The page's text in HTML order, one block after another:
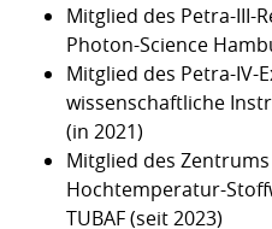
Mitglied des Petra-III-
Photon-Science
Mitglied des Petra-IV-
wissenschaftliche
(in 2021)
Mitglied des
Hochtemperatur-
TUBAF (seit 2023)